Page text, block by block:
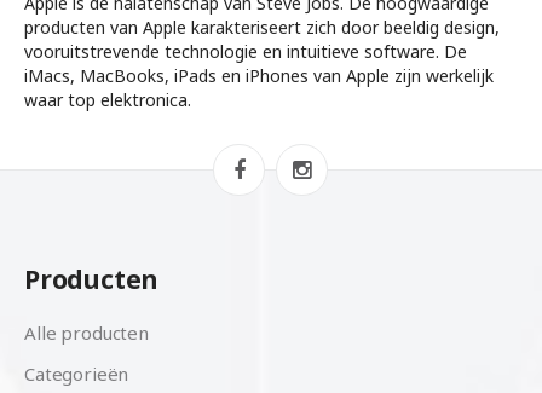
producten van Apple karakteriseert zich door beeldig design,
vooruitstrevende technologie en intuitieve software. De
iMacs, MacBooks, iPads en iPhones van Apple zijn werkelijk
waar top elektronica.
Producten
Alle producten
Categorieën